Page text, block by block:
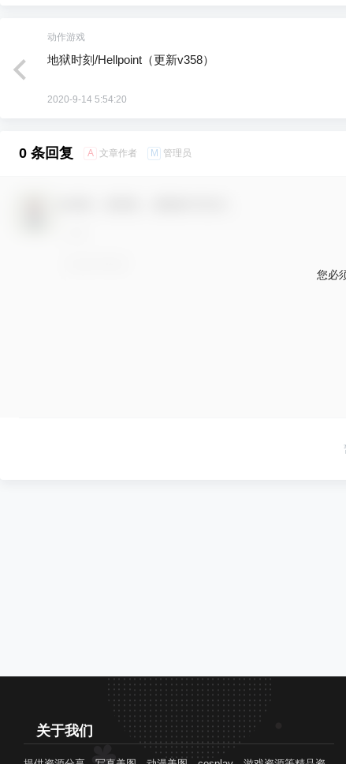
动作游戏
地狱时刻/Hellpoint（更新v358）
2020-9-14 5:54:20
0 条回复 A 文章作者 M 管理员
您必
关于我们